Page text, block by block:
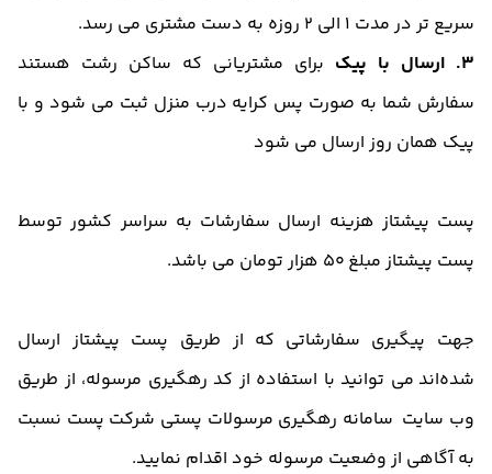
سریع تر در مدت 1 الی 2 روزه به دست مشتری می رسد.
3. ارسال با پیک
برای مشتریانی که ساکن رشت هستند
سفارش شما به صورت پس کرایه درب منزل ثبت می شود و با
پیک همان روز ارسال می شود
پست پیشتاز هزینه ارسال سفارشات به سراسر کشور توسط
پست پیشتاز مبلغ 50 هزار تومان می باشد.
جهت پیگیری سفارشاتی که از طریق پست پیشتاز ارسال
شده‌اند می توانید با استفاده از کد رهگیری مرسوله، از طریق
وب‌ سایت سامانه رهگیری مرسولات پستی شرکت پست نسبت
به آگاهی از وضعیت مرسوله خود اقدام نمایید.